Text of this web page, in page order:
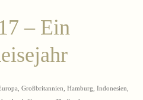
– Ein
Großbritannien Hamburg Indonesien